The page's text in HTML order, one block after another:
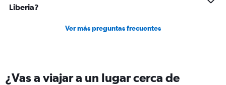
Liberia?
Ver más preguntas frecuentes
¿Vas a viajar a un lugar cerca de